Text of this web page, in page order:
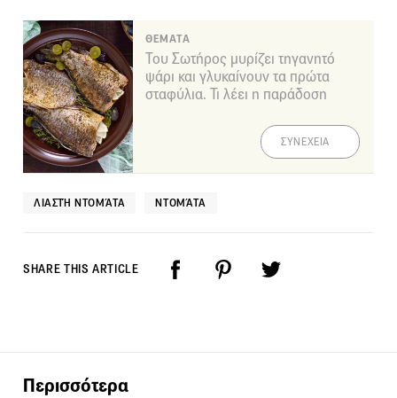
ΘΕΜΑΤΑ
Του Σωτήρος μυρίζει τηγανητό
ψάρι και γλυκαίνουν τα πρώτα
σταφύλια. Τι λέει η παράδοση
ΣΥΝΕΧΕΙΑ
ΛΙΑΣΤΉ ΝΤΟΜΆΤΑ ΝΤΟΜΆΤΑ
SHARE THIS ARTICLE
Περισσότερα